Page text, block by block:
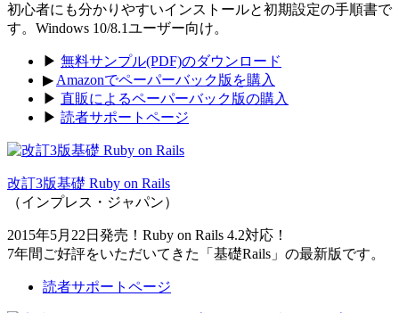
初心者にも分かりやすいインストールと初期設定の手順書で
す。Windows 10/8.1ユーザー向け。
▶ 無料サンプル(PDF)のダウンロード
▶ Amazonでペーパーバック版を購入
▶ 直販によるペーパーバック版の購入
▶ 読者サポートページ
改訂3版基礎 Ruby on Rails
（インプレス・ジャパン）
2015年5月22日発売！Ruby on Rails 4.2対応！
7年間ご好評をいただいてきた「基礎Rails」の最新版です。
読者サポートページ